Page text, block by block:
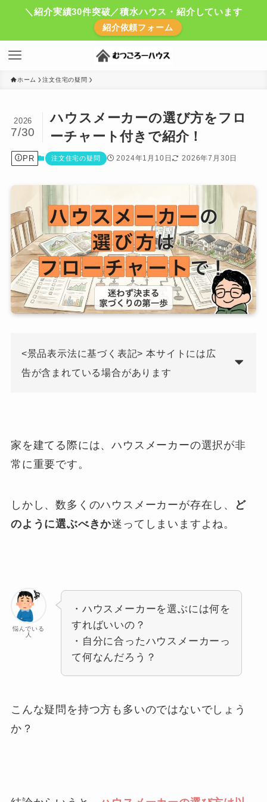
＼紹介実績30件突破／積水ハウス・紹介しています
紹介依頼フォーム
ホーム 注文住宅の疑問
ハウスメーカーの選び方をフロ
ーチャート付きで紹介！
2026
7/30
PR 注文住宅の疑問 2024年1月10日 2026年7月30日
<景品表示法に基づく表記> 本サイトには広
告が含まれている場合があります
家を建てる際には、ハウスメーカーの選択が非
常に重要です。
しかし、数多くのハウスメーカーが存在し、
ど
のように選ぶべきか迷ってしまいますよね。
悩んでいる
人
・ハウスメーカーを選ぶには何を
すればいいの？
・自分に合ったハウスメーカーっ
て何なんだろう？
こんな疑問を持つ方も多いのではないでしょう
か？